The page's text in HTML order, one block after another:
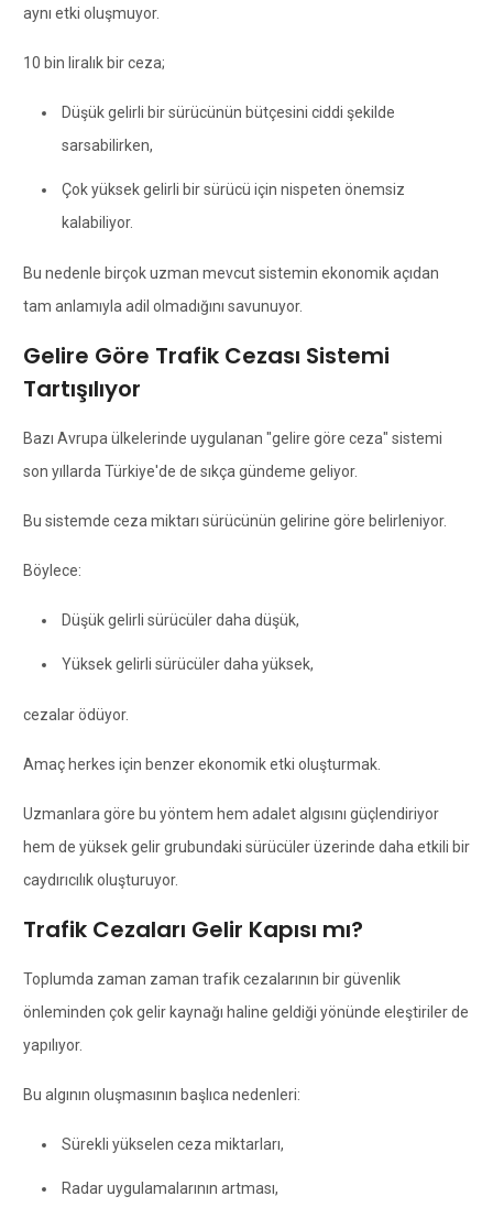
aynı etki oluşmuyor.
10 bin liralık bir ceza;
Düşük gelirli bir sürücünün bütçesini ciddi şekilde
sarsabilirken,
Çok yüksek gelirli bir sürücü için nispeten önemsiz
kalabiliyor.
Bu nedenle birçok uzman mevcut sistemin ekonomik açıdan
tam anlamıyla adil olmadığını savunuyor.
Gelire Göre Trafik Cezası Sistemi
Tartışılıyor
Bazı Avrupa ülkelerinde uygulanan "gelire göre ceza" sistemi
son yıllarda Türkiye'de de sıkça gündeme geliyor.
Bu sistemde ceza miktarı sürücünün gelirine göre belirleniyor.
Böylece:
Düşük gelirli sürücüler daha düşük,
Yüksek gelirli sürücüler daha yüksek,
cezalar ödüyor.
Amaç herkes için benzer ekonomik etki oluşturmak.
Uzmanlara göre bu yöntem hem adalet algısını güçlendiriyor
hem de yüksek gelir grubundaki sürücüler üzerinde daha etkili bir
caydırıcılık oluşturuyor.
Trafik Cezaları Gelir Kapısı mı?
Toplumda zaman zaman trafik cezalarının bir güvenlik
önleminden çok gelir kaynağı haline geldiği yönünde eleştiriler de
yapılıyor.
Bu algının oluşmasının başlıca nedenleri:
Sürekli yükselen ceza miktarları,
Radar uygulamalarının artması,